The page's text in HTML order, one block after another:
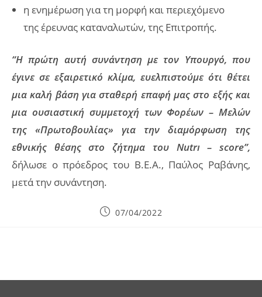
η ενημέρωση για τη μορφή και περιεχόμενο
της έρευνας καταναλωτών, της Επιτροπής.
“Η πρώτη αυτή συνάντηση με τον Υπουργό, που
έγινε σε εξαιρετικό κλίμα, ευελπιστούμε ότι θέτει
μια καλή βάση για σταθερή επαφή μας στο εξής και
μια ουσιαστική συμμετοχή των Φορέων – Μελών
της «Πρωτοβουλίας» για την διαμόρφωση της
εθνικής θέσης στο ζήτημα του Nutrı – score”,
δήλωσε ο πρόεδρος του Β.Ε.Α., Παύλος Ραβάνης,
μετά την συνάντηση.
Post07/04/2022